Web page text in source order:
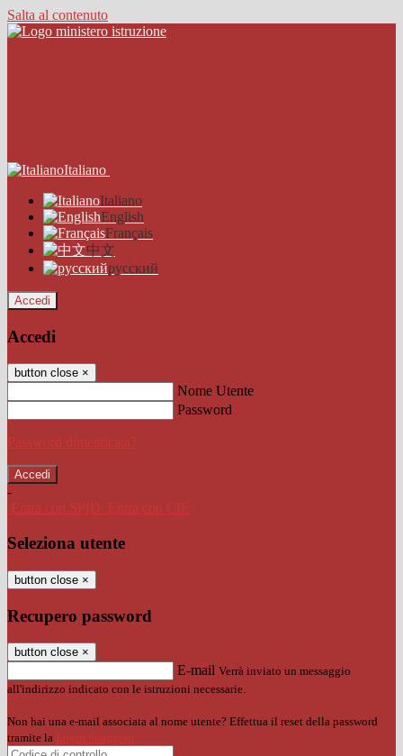
Salta al contenuto
Italiano
Italiano
English
Français
中文
русский
Accedi
Accedi
button close ×
Nome Utente
Password
Password dimenticata?
-
Entra con SPID
Entra con CIE
Seleziona utente
button close ×
Recupero password
button close ×
E-mail Verrà inviato un messaggio
all'indirizzo indicato con le istruzioni necessarie.
Non hai una e-mail associata al nome utente? Effettua il reset della password
tramite la Login Spaggiari